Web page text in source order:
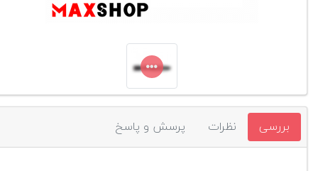
بررسی نظرات پرسش و پاسخ